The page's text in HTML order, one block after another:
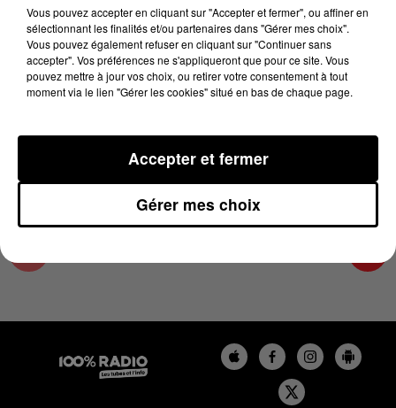
28 juin 2024 - 4 min 11 sec
LES INFOS DE L'ARIEGE DU 28/06/2024 À
07H30
Podcasts infos de l'Ariège
Vous pouvez accepter en cliquant sur "Accepter et fermer", ou affiner en
sélectionnant les finalités et/ou partenaires dans "Gérer mes choix".
Vous pouvez également refuser en cliquant sur "Continuer sans
accepter". Vos préférences ne s'appliqueront que pour ce site. Vous
pouvez mettre à jour vos choix, ou retirer votre consentement à tout
moment via le lien "Gérer les cookies" situé en bas de chaque page.
Gérer mes choix
Accepter et fermer